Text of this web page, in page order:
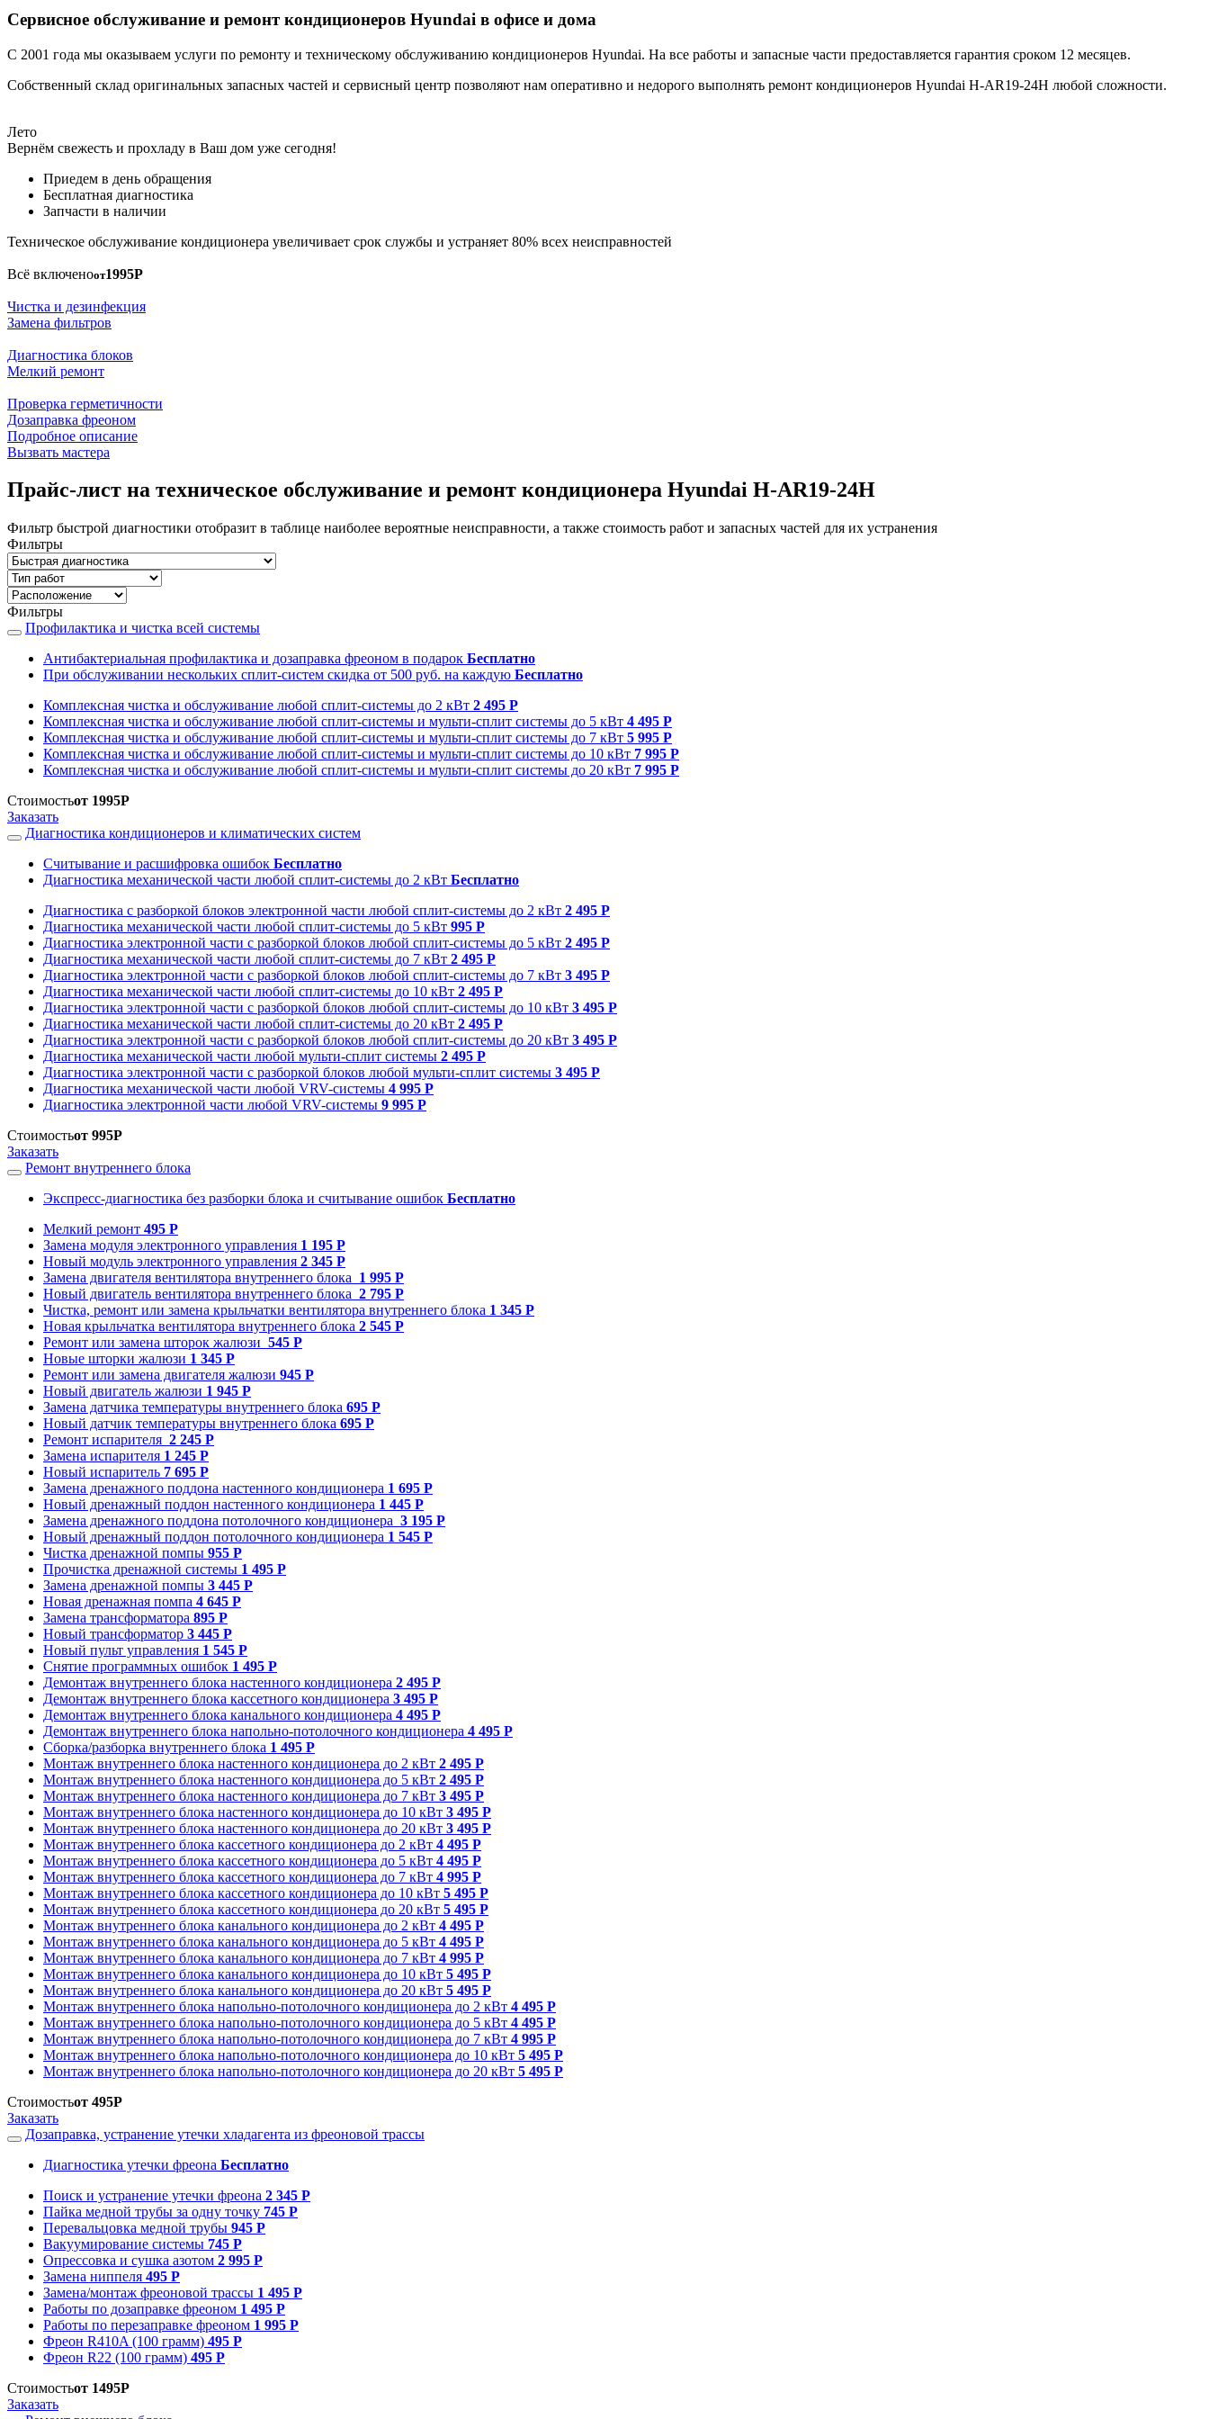
Сервисное обслуживание и ремонт кондиционеров Hyundai в офисе и дома
С 2001 года мы оказываем услуги по ремонту и техническому обслуживанию кондиционеров Hyundai. На все работы и запасные части предоставляется гарантия сроком 12 месяцев.
Собственный склад оригинальных запасных частей и сервисный центр позволяют нам оперативно и недорого выполнять ремонт кондиционеров Hyundai H-AR19-24H любой сложности.
Лето
Вернём свежесть и прохладу в Ваш дом уже сегодня!
Приедем в день обращения
Бесплатная диагностика
Запчасти в наличии
Техническое обслуживание кондиционера увеличивает срок службы и устраняет 80% всех неисправностей
Всё включеноот1995Р
Чистка и дезинфекция
Замена фильтров
Диагностика блоков
Мелкий ремонт
Проверка герметичности
Дозаправка фреоном
Подробное описание
Вызвать мастера
Прайс-лист на техническое обслуживание и ремонт кондиционера Hyundai H-AR19-24H
Фильтр быстрой диагностики отобразит в таблице наиболее вероятные неисправности, а также стоимость работ и запасных частей для их устранения
Фильтры
Фильтры
Профилактика и чистка всей системы
Антибактериальная профилактика и дозаправка фреоном в подарок Бесплатно
При обслуживании нескольких сплит-систем скидка от 500 руб. на каждую Бесплатно
Комплексная чистка и обслуживание любой сплит-системы до 2 кВт 2 495 Р
Комплексная чистка и обслуживание любой сплит-системы и мульти-сплит системы до 5 кВт 4 495 Р
Комплексная чистка и обслуживание любой сплит-системы и мульти-сплит системы до 7 кВт 5 995 Р
Комплексная чистка и обслуживание любой сплит-системы и мульти-сплит системы до 10 кВт 7 995 Р
Комплексная чистка и обслуживание любой сплит-системы и мульти-сплит системы до 20 кВт 7 995 Р
Стоимостьот 1995Р
Заказать
Диагностика кондиционеров и климатических систем
Считывание и расшифровка ошибок Бесплатно
Диагностика механической части любой сплит-системы до 2 кВт Бесплатно
Диагностика с разборкой блоков электронной части любой сплит-системы до 2 кВт 2 495 Р
Диагностика механической части любой сплит-системы до 5 кВт 995 Р
Диагностика электронной части с разборкой блоков любой сплит-системы до 5 кВт 2 495 Р
Диагностика механической части любой сплит-системы до 7 кВт 2 495 Р
Диагностика электронной части с разборкой блоков любой сплит-системы до 7 кВт 3 495 Р
Диагностика механической части любой сплит-системы до 10 кВт 2 495 Р
Диагностика электронной части с разборкой блоков любой сплит-системы до 10 кВт 3 495 Р
Диагностика механической части любой сплит-системы до 20 кВт 2 495 Р
Диагностика электронной части с разборкой блоков любой сплит-системы до 20 кВт 3 495 Р
Диагностика механической части любой мульти-сплит системы 2 495 Р
Диагностика электронной части с разборкой блоков любой мульти-сплит системы 3 495 Р
Диагностика механической части любой VRV-системы 4 995 Р
Диагностика электронной части любой VRV-системы 9 995 Р
Стоимостьот 995Р
Заказать
Ремонт внутреннего блока
Экспресс-диагностика без разборки блока и считывание ошибок Бесплатно
Мелкий ремонт 495 Р
Замена модуля электронного управления 1 195 Р
Новый модуль электронного управления 2 345 Р
Замена двигателя вентилятора внутреннего блока 1 995 Р
Новый двигатель вентилятора внутреннего блока 2 795 Р
Чистка, ремонт или замена крыльчатки вентилятора внутреннего блока 1 345 Р
Новая крыльчатка вентилятора внутреннего блока 2 545 Р
Ремонт или замена шторок жалюзи 545 Р
Новые шторки жалюзи 1 345 Р
Ремонт или замена двигателя жалюзи 945 Р
Новый двигатель жалюзи 1 945 Р
Замена датчика температуры внутреннего блока 695 Р
Новый датчик температуры внутреннего блока 695 Р
Ремонт испарителя 2 245 Р
Замена испарителя 1 245 Р
Новый испаритель 7 695 Р
Замена дренажного поддона настенного кондиционера 1 695 Р
Новый дренажный поддон настенного кондиционера 1 445 Р
Замена дренажного поддона потолочного кондиционера 3 195 Р
Новый дренажный поддон потолочного кондиционера 1 545 Р
Чистка дренажной помпы 955 Р
Прочистка дренажной системы 1 495 Р
Замена дренажной помпы 3 445 Р
Новая дренажная помпа 4 645 Р
Замена трансформатора 895 Р
Новый трансформатор 3 445 Р
Новый пульт управления 1 545 Р
Снятие программных ошибок 1 495 Р
Демонтаж внутреннего блока настенного кондиционера 2 495 Р
Демонтаж внутреннего блока кассетного кондиционера 3 495 Р
Демонтаж внутреннего блока канального кондиционера 4 495 Р
Демонтаж внутреннего блока напольно-потолочного кондиционера 4 495 Р
Сборка/разборка внутреннего блока 1 495 Р
Монтаж внутреннего блока настенного кондиционера до 2 кВт 2 495 Р
Монтаж внутреннего блока настенного кондиционера до 5 кВт 2 495 Р
Монтаж внутреннего блока настенного кондиционера до 7 кВт 3 495 Р
Монтаж внутреннего блока настенного кондиционера до 10 кВт 3 495 Р
Монтаж внутреннего блока настенного кондиционера до 20 кВт 3 495 Р
Монтаж внутреннего блока кассетного кондиционера до 2 кВт 4 495 Р
Монтаж внутреннего блока кассетного кондиционера до 5 кВт 4 495 Р
Монтаж внутреннего блока кассетного кондиционера до 7 кВт 4 995 Р
Монтаж внутреннего блока кассетного кондиционера до 10 кВт 5 495 Р
Монтаж внутреннего блока кассетного кондиционера до 20 кВт 5 495 Р
Монтаж внутреннего блока канального кондиционера до 2 кВт 4 495 Р
Монтаж внутреннего блока канального кондиционера до 5 кВт 4 495 Р
Монтаж внутреннего блока канального кондиционера до 7 кВт 4 995 Р
Монтаж внутреннего блока канального кондиционера до 10 кВт 5 495 Р
Монтаж внутреннего блока канального кондиционера до 20 кВт 5 495 Р
Монтаж внутреннего блока напольно-потолочного кондиционера до 2 кВт 4 495 Р
Монтаж внутреннего блока напольно-потолочного кондиционера до 5 кВт 4 495 Р
Монтаж внутреннего блока напольно-потолочного кондиционера до 7 кВт 4 995 Р
Монтаж внутреннего блока напольно-потолочного кондиционера до 10 кВт 5 495 Р
Монтаж внутреннего блока напольно-потолочного кондиционера до 20 кВт 5 495 Р
Стоимостьот 495Р
Заказать
Дозаправка, устранение утечки хладагента из фреоновой трассы
Диагностика утечки фреона Бесплатно
Поиск и устранение утечки фреона 2 345 Р
Пайка медной трубы за одну точку 745 Р
Перевальцовка медной трубы 945 Р
Вакуумирование системы 745 Р
Опрессовка и сушка азотом 2 995 Р
Замена ниппеля 495 Р
Замена/монтаж фреоновой трассы 1 495 Р
Работы по дозаправке фреоном 1 495 Р
Работы по перезаправке фреоном 1 995 Р
Фреон R410A (100 грамм) 495 Р
Фреон R22 (100 грамм) 495 Р
Стоимостьот 1495Р
Заказать